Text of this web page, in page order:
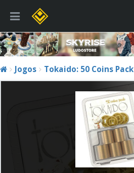
Jogos Tokaido: 50 Coins Pack